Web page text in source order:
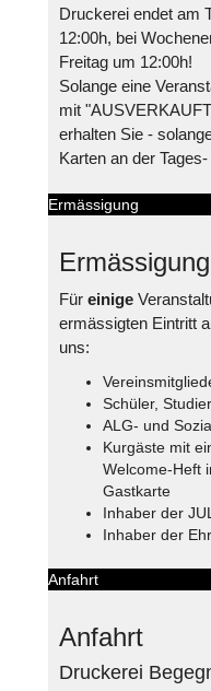
Druckerei endet am
12:00h, bei
Freitag um 12:00h!
Solange eine
mit
erhalten Sie -
Karten an der
Ermässigung
Ermässigung
Für einige
ermässigten Eintritt
uns:
Schüler,
ALG- und
Kurgäste mit
Welcome-Heft
Gastkarte
Inhaber der
Inhaber der
Anfahrt
Anfahrt
Druckerei